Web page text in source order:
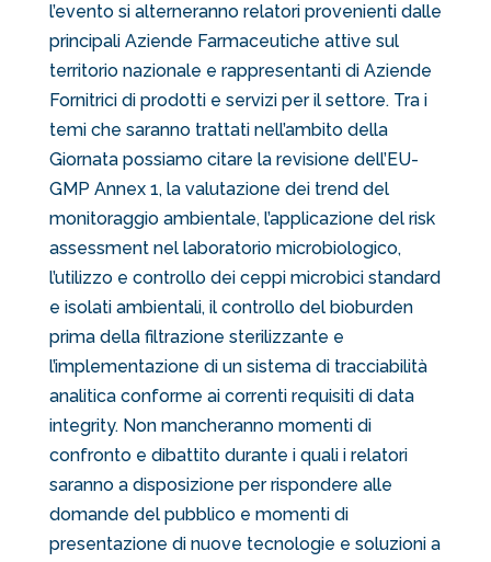
l’evento si alterneranno relatori provenienti dalle
principali Aziende Farmaceutiche attive sul
territorio nazionale e rappresentanti di Aziende
Fornitrici di prodotti e servizi per il settore. Tra i
temi che saranno trattati nell’ambito della
Giornata possiamo citare la revisione dell’EU-
GMP Annex 1, la valutazione dei trend del
monitoraggio ambientale, l’applicazione del risk
assessment nel laboratorio microbiologico,
l’utilizzo e controllo dei ceppi microbici standard
e isolati ambientali, il controllo del bioburden
prima della filtrazione sterilizzante e
l’implementazione di un sistema di tracciabilità
analitica conforme ai correnti requisiti di data
integrity. Non mancheranno momenti di
confronto e dibattito durante i quali i relatori
saranno a disposizione per rispondere alle
domande del pubblico e momenti di
presentazione di nuove tecnologie e soluzioni a